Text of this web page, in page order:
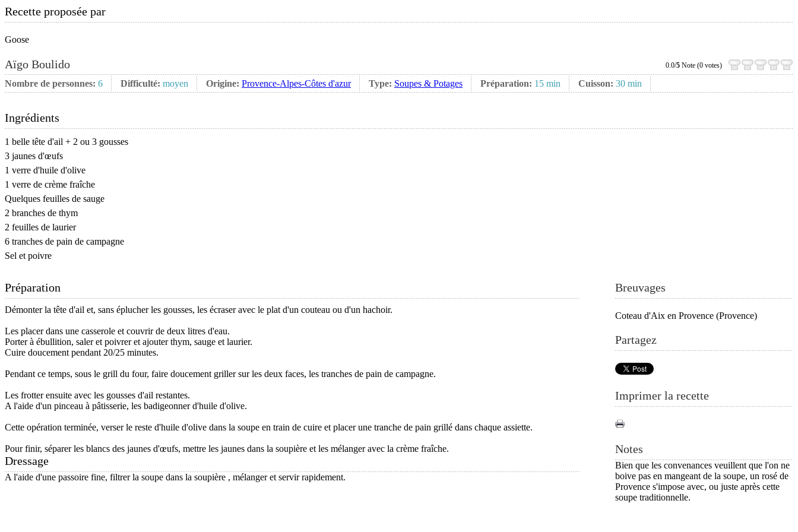
Recette proposée par
Goose
Aïgo Boulido 0.0/5 Note (0 votes)
Nombre de personnes: 6 Difficulté: moyen Origine: Provence-Alpes-Côtes d'azur Type: Soupes & Potages Préparation: 15 min Cuisson: 30 min
Ingrédients
1 belle tête d'ail + 2 ou 3 gousses
3 jaunes d'œufs
1 verre d'huile d'olive
1 verre de crème fraîche
Quelques feuilles de sauge
2 branches de thym
2 feuilles de laurier
6 tranches de pain de campagne
Sel et poivre
Breuvages
Coteau d'Aix en Provence (Provence)
Partagez
Imprimer la recette
Notes
Bien que les convenances veuillent que l'on ne
boive pas en mangeant de la soupe, un rosé de
Provence s'impose avec, ou juste après cette
soupe traditionnelle.
Préparation
Démonter la tête d'ail et, sans éplucher les gousses, les écraser avec le plat d'un couteau ou d'un hachoir.
Les placer dans une casserole et couvrir de deux litres d'eau.
Porter à ébullition, saler et poivrer et ajouter thym, sauge et laurier.
Cuire doucement pendant 20/25 minutes.
Pendant ce temps, sous le grill du four, faire doucement griller sur les deux faces, les tranches de pain de campagne.
Les frotter ensuite avec les gousses d'ail restantes.
A l'aide d'un pinceau à pâtisserie, les badigeonner d'huile d'olive.
Cette opération terminée, verser le reste d'huile d'olive dans la soupe en train de cuire et placer une tranche de pain grillé dans chaque assiette.
Pour finir, séparer les blancs des jaunes d'œufs, mettre les jaunes dans la soupière et les mélanger avec la crème fraîche.
Dressage
A l'aide d'une passoire fine, filtrer la soupe dans la soupière , mélanger et servir rapidement.